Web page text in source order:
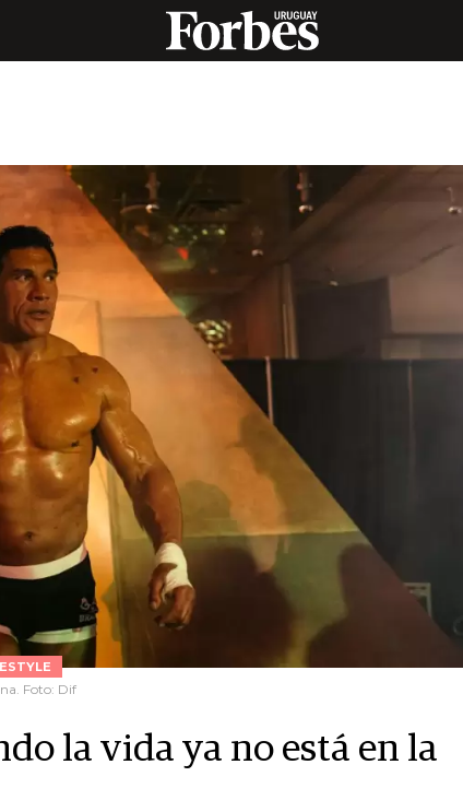
Foto: Dif
la vida ya no está en la